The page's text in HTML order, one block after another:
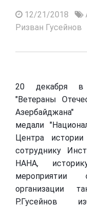
12/21/2018
Ризван Гусейнов
20 декабря в
"Ветераны
медали
Центра
сотруднику
НАНА,
мероприятии
организации
Р.Гусейнов